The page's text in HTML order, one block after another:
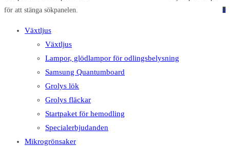
0
för att stänga sökpanelen.
Växtljus
Växtljus
Lampor, glödlampor för odlingsbelysning
Samsung Quantumboard
Grolys lök
Grolys fläckar
Startpaket för hemodling
Specialerbjudanden
Mikrogrönsaker